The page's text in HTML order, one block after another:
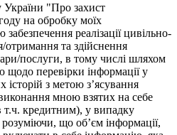
"Про захист
на обробку моїх
реалізації цивільно-
та здійснення
послуги, в тому числі шляхом
перевірки інформації у
з метою з’ясування
мною взятих на себе
т.ч. кредитним), у випадку
що об’єм інформації,